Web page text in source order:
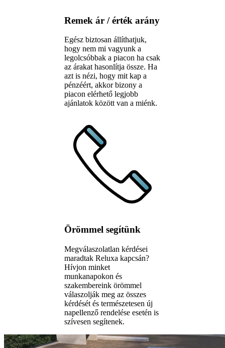
Remek ár / érték arány
Egész biztosan állíthatjuk,
hogy nem mi vagyunk a
legolcsóbbak a piacon ha csak
az árakat hasonlítja össze. Ha
azt is nézi, hogy mit kap a
pénzéért, akkor bizony a
piacon elérhető legjobb
ajánlatok között van a miénk.
Örömmel segítünk
Megválaszolatlan kérdései
maradtak Reluxa kapcsán?
Hívjon minket
munkanapokon és
szakembereink örömmel
válaszolják meg az összes
kérdését és természetesen új
napellenző rendelése esetén is
szívesen segítenek.